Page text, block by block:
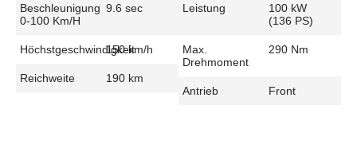
Beschleunigung
0-100 Km/h
9.6 sec
Höchstgeschwindigkeit
150 km/h
Reichweite 190 km
Leistung
100 kW
(136 PS)
Max.
Drehmoment
290 Nm
Antrieb Front